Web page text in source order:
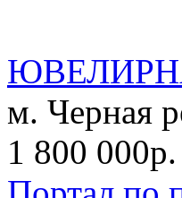
м. Черная
1 800 000р.